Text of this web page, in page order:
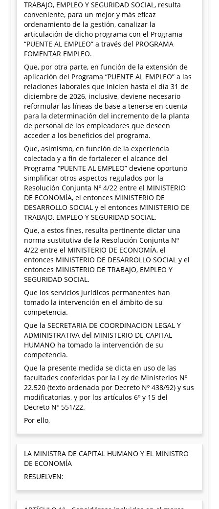
TRABAJO, EMPLEO Y SEGURIDAD SOCIAL, resulta
conveniente, para un mejor y más eficaz
ordenamiento de la gestión, canalizar la
articulación de dicho programa con el Programa
“PUENTE AL EMPLEO” a través del PROGRAMA
FOMENTAR EMPLEO.
Que, por otra parte, en función de la extensión de
aplicación del Programa “PUENTE AL EMPLEO” a las
relaciones laborales que inicien hasta el día 31 de
diciembre de 2026, inclusive, deviene necesario
reformular las líneas de base a tenerse en cuenta
para la determinación del incremento de la planta
de personal de los empleadores que deseen
acceder a los beneficios del programa.
Que, asimismo, en función de la experiencia
colectada y a fin de fortalecer el alcance del
Programa “PUENTE AL EMPLEO” deviene oportuno
simplificar otros aspectos regulados por la
Resolución Conjunta Nº 4/22 entre el MINISTERIO
DE ECONOMÍA, el entonces MINISTERIO DE
DESARROLLO SOCIAL y el entonces MINISTERIO DE
TRABAJO, EMPLEO Y SEGURIDAD SOCIAL.
Que, a estos fines, resulta pertinente dictar una
norma sustitutiva de la Resolución Conjunta Nº
4/22 entre el MINISTERIO DE ECONOMÍA, el
entonces MINISTERIO DE DESARROLLO SOCIAL y el
entonces MINISTERIO DE TRABAJO, EMPLEO Y
SEGURIDAD SOCIAL.
Que los servicios jurídicos permanentes han
tomado la intervención en el ámbito de su
competencia.
Que la SECRETARIA DE COORDINACION LEGAL Y
ADMINISTRATIVA del MINISTERIO DE CAPITAL
HUMANO ha tomado la intervención de su
competencia.
Que la presente medida se dicta en uso de las
facultades conferidas por la Ley de Ministerios Nº
22.520 (texto ordenado por Decreto Nº 438/92) y sus
modificatorias, y por los artículos 6º y 15 del
Decreto Nº 551/22.
Por ello,
LA MINISTRA DE CAPITAL HUMANO Y EL MINISTRO
DE ECONOMÍA
RESUELVEN: